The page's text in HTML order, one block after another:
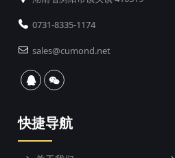
0731-8335-1174
sales@cumond.net
快捷导航